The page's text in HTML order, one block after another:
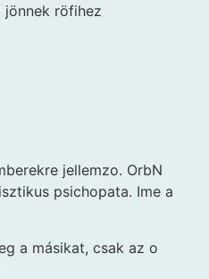
jönnek röfihez
jellemzo. OrbN
psichopata. Ime a
a másikat, csak az o